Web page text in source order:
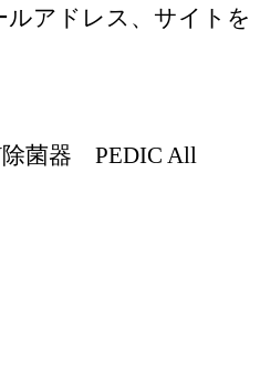
ルアドレス、サイトを
除菌器 PEDIC All